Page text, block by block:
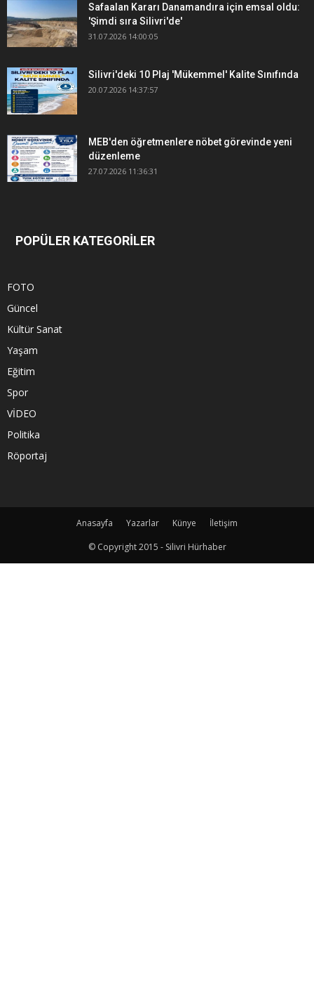
Safaalan Kararı Danamandıra için emsal oldu:
'Şimdi sıra Silivri'de'
31.07.2026 14:00:05
Silivri'deki 10 Plaj 'Mükemmel' Kalite Sınıfında
20.07.2026 14:37:57
MEB'den öğretmenlere nöbet görevinde yeni
düzenleme
27.07.2026 11:36:31
POPÜLER KATEGORİLER
FOTO
Güncel
Kültür Sanat
Yaşam
Eğitim
Spor
VİDEO
Politika
Röportaj
Anasayfa Yazarlar Künye
İletişim
© Copyright 2015 - Silivri Hürhaber